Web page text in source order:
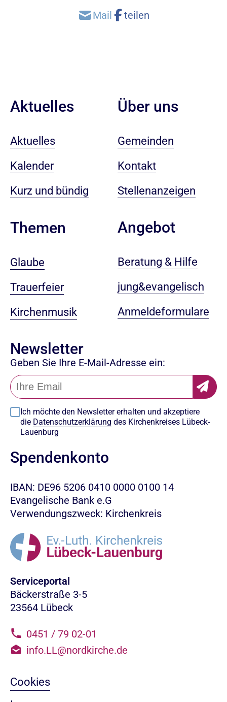
Aktuelles
Aktuelles
Kalender
Kurz und bündig
Themen
Glaube
Trauerfeier
Kirchenmusik
Über uns
Gemeinden
Kontakt
Stellenanzeigen
Angebot
Beratung & Hilfe
jung&evangelisch
Anmeldeformulare
Newsletter
Geben Sie Ihre E-Mail-Adresse ein:
Ich möchte den Newsletter erhalten und akzeptiere
die Datenschutzerklärung des Kirchenkreises Lübeck-
Lauenburg
Spendenkonto
IBAN: DE96 5206 0410 0000 0100 14
Evangelische Bank e.G
Verwendungszweck: Kirchenkreis
Serviceportal
Bäckerstraße 3-5
23564 Lübeck
0451 / 79 02-01
info.LL@nordkirche.de
Cookies